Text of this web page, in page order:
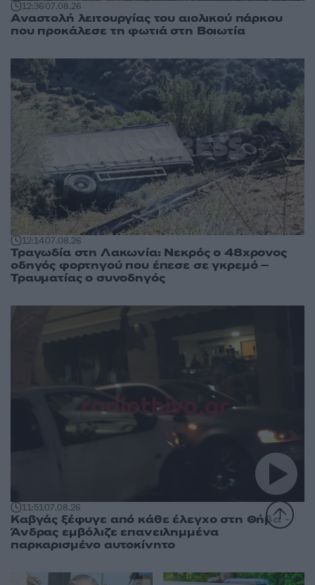
12:3607.08.26
Αναστολή λειτουργίας του αιολικού πάρκου
που προκάλεσε τη φωτιά στη Βοιωτία
12:1407.08.26
Τραγωδία στη Λακωνία: Νεκρός ο 48χρονος
οδηγός φορτηγού που έπεσε σε γκρεμό –
Τραυματίας ο συνοδηγός
11:5107.08.26
Καβγάς ξέφυγε από κάθε έλεγχο στη Θήβα -
Άνδρας εμβόλιζε επανειλημμένα
παρκαρισμένο αυτοκίνητο